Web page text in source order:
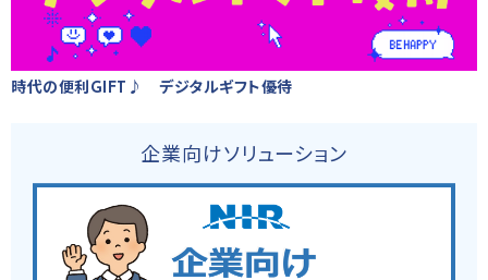
時代の便利GIFT♪ デジタルギフト優待
企業向けソリューション